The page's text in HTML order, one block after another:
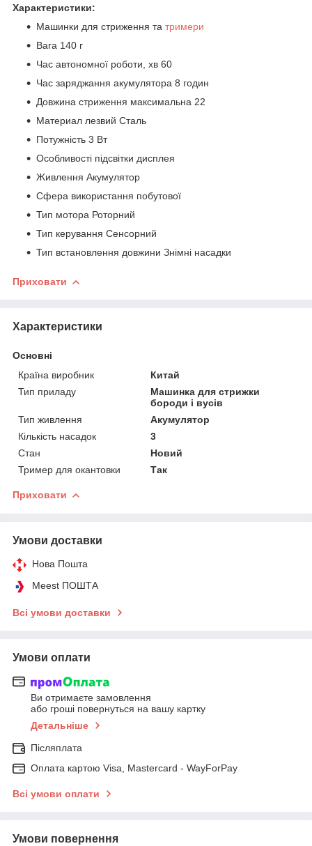
Характеристики:
Машинки для стриження та тримери
Вага 140 г
Час автономної роботи, хв 60
Час заряджання акумулятора 8 годин
Довжина стриження максимальна 22
Материал лезвий Сталь
Потужність 3 Вт
Особливості підсвітки дисплея
Живлення Акумулятор
Сфера використання побутової
Тип мотора Роторний
Тип керування Сенсорний
Тип встановлення довжини Знімні насадки
Приховати
Характеристики
Основні
Країна виробник
Китай
Тип приладу
Машинка для стрижки
бороди і вусів
Тип живлення
Акумулятор
Кількість насадок
3
Стан
Новий
Тример для окантовки
Так
Приховати
Умови доставки
Нова Пошта
Meest ПОШТА
Всі умови доставки
Умови оплати
Ви отримаєте замовлення
або гроші повернуться на вашу картку
Детальніше
Післяплата
Оплата картою Visa, Mastercard - WayForPay
Всі умови оплати
Умови повернення